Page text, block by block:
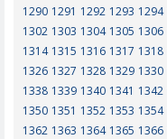
1290 1291 1292 1293 1294
1302 1303 1304 1305 1306
1314 1315 1316 1317 1318
1326 1327 1328 1329 1330
1338 1339 1340 1341 1342
1350 1351 1352 1353 1354
1362 1363 1364 1365 1366